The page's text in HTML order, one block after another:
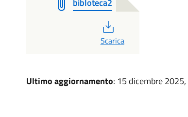
bibloteca2
PDF
Scarica
Ultimo aggiornamento: 15 dicembre